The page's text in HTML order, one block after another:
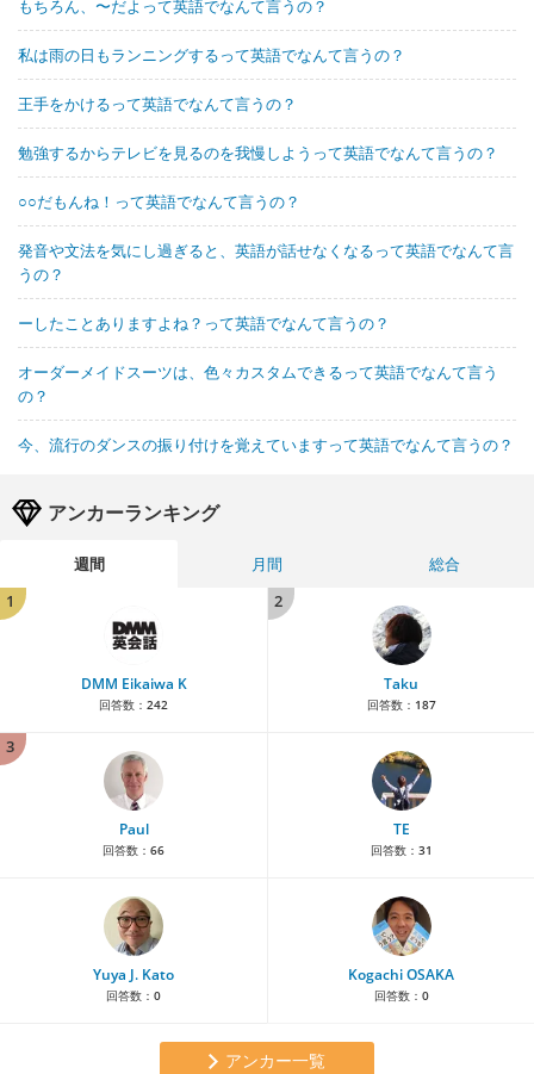
もちろん、〜だよって英語でなんて言うの？
私は雨の日もランニングするって英語でなんて言うの？
王手をかけるって英語でなんて言うの？
勉強するからテレビを見るのを我慢しようって英語でなんて言うの？
○○だもんね！って英語でなんて言うの？
発音や文法を気にし過ぎると、英語が話せなくなるって英語でなんて言
うの？
ーしたことありますよね？って英語でなんて言うの？
オーダーメイドスーツは、色々カスタムできるって英語でなんて言う
の？
今、流行のダンスの振り付けを覚えていますって英語でなんて言うの？
アンカーランキング
週間 月間
総合
1
DMM Eikaiwa K
回答数： 242
2
Taku
回答数： 187
3
Paul
回答数： 66
TE
回答数： 31
Yuya J. Kato
回答数： 0
Kogachi OSAKA
回答数： 0
アンカー一覧